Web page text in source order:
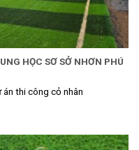
HỌC SƠ SỞ NHƠN PHÚ
thi công cỏ nhân